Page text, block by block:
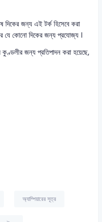
দিকের জন্য এই টর্ক হিসেবে করা
যে কোনো দিকের জন্য প্রযোজ্য ।
জন্য প্রতিপাদন করা হয়েছে,
অ্যাম্পিয়ারের সূত্র